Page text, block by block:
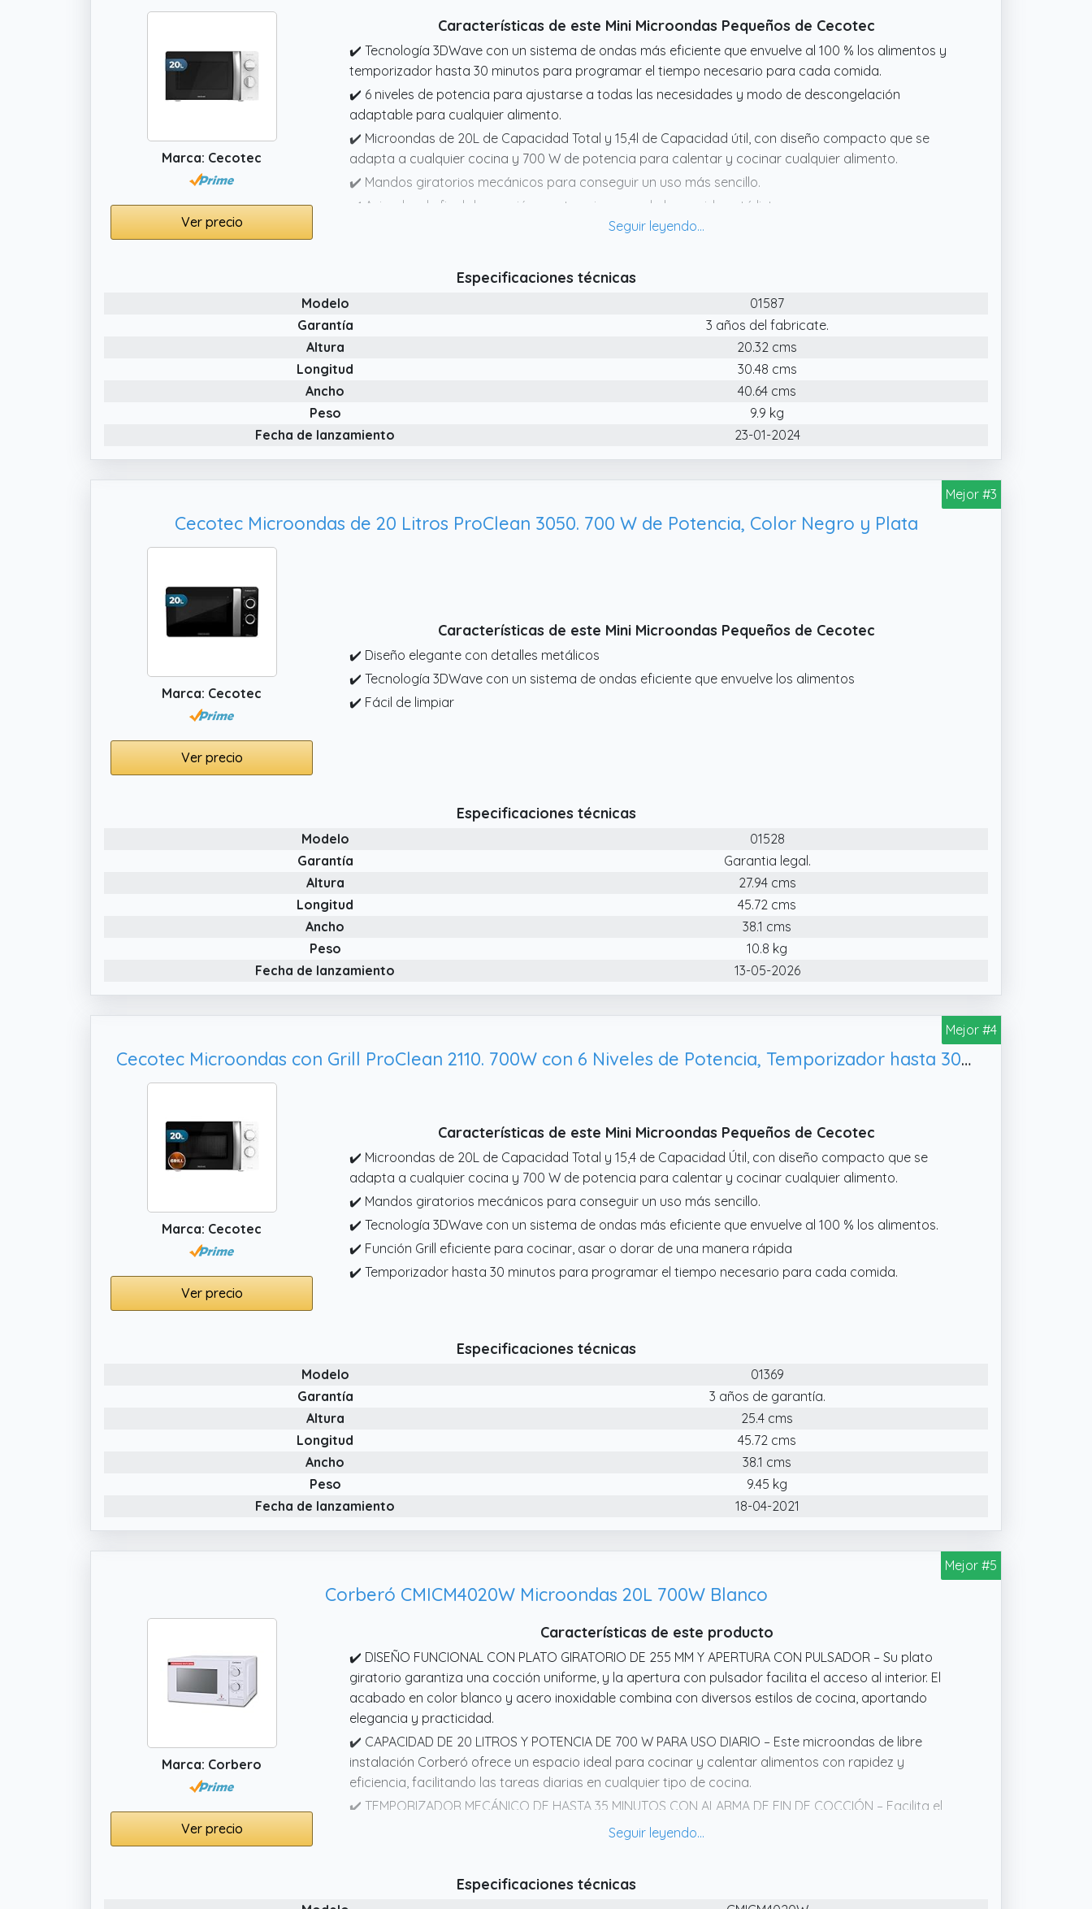
Marca: Cecotec
Ver precio
Características de este Mini Microondas Pequeños de Cecotec
✔️ Tecnología 3DWave con un sistema de ondas más eficiente que envuelve al 100 % los alimentos y
temporizador hasta 30 minutos para programar el tiempo necesario para cada comida.
✔️ 6 niveles de potencia para ajustarse a todas las necesidades y modo de descongelación
adaptable para cualquier alimento.
✔️ Microondas de 20L de Capacidad Total y 15,4l de Capacidad útil, con diseño compacto que se
adapta a cualquier cocina y 700 W de potencia para calentar y cocinar cualquier alimento.
✔️ Mandos giratorios mecánicos para conseguir un uso más sencillo.
✔️ Avisador de final de cocción que te avisa cuando la comida está lista.
Especificaciones técnicas
Modelo
01587
Garantía
3 años del fabricate.
Altura
20.32 cms
Longitud
30.48 cms
Ancho
40.64 cms
Peso
9.9 kg
Fecha de lanzamiento
23-01-2024
Mejor #3
Cecotec Microondas de 20 Litros ProClean 3050. 700 W de Potencia, Color Negro y Plata
Marca: Cecotec
Ver precio
Características de este Mini Microondas Pequeños de Cecotec
✔️ Diseño elegante con detalles metálicos
✔️ Tecnología 3DWave con un sistema de ondas eficiente que envuelve los alimentos
✔️ Fácil de limpiar
Especificaciones técnicas
Modelo
01528
Garantía
Garantia legal.
Altura
27.94 cms
Longitud
45.72 cms
Ancho
38.1 cms
Peso
10.8 kg
Fecha de lanzamiento
13-05-2026
Mejor #4
Cecotec Microondas con Grill ProClean 2110. 700W con 6 Niveles de Potencia, Temporizador hasta 30mins
Marca: Cecotec
Ver precio
Características de este Mini Microondas Pequeños de Cecotec
✔️ Microondas de 20L de Capacidad Total y 15,4 de Capacidad Útil, con diseño compacto que se
adapta a cualquier cocina y 700 W de potencia para calentar y cocinar cualquier alimento.
✔️ Mandos giratorios mecánicos para conseguir un uso más sencillo.
✔️ Tecnología 3DWave con un sistema de ondas más eficiente que envuelve al 100 % los alimentos.
✔️ Función Grill eficiente para cocinar, asar o dorar de una manera rápida
✔️ Temporizador hasta 30 minutos para programar el tiempo necesario para cada comida.
Especificaciones técnicas
Modelo
01369
Garantía
3 años de garantía.
Altura
25.4 cms
Longitud
45.72 cms
Ancho
38.1 cms
Peso
9.45 kg
Fecha de lanzamiento
18-04-2021
Mejor #5
Corberó CMICM4020W Microondas 20L 700W Blanco
Marca: Corbero
Ver precio
Características de este producto
✔️ DISEÑO FUNCIONAL CON PLATO GIRATORIO DE 255 MM Y APERTURA CON PULSADOR – Su plato
giratorio garantiza una cocción uniforme, y la apertura con pulsador facilita el acceso al interior. El
acabado en color blanco y acero inoxidable combina con diversos estilos de cocina, aportando
elegancia y practicidad.
✔️ CAPACIDAD DE 20 LITROS Y POTENCIA DE 700 W PARA USO DIARIO – Este microondas de libre
instalación Corberó ofrece un espacio ideal para cocinar y calentar alimentos con rapidez y
eficiencia, facilitando las tareas diarias en cualquier tipo de cocina.
✔️ TEMPORIZADOR MECÁNICO DE HASTA 35 MINUTOS CON ALARMA DE FIN DE COCCIÓN – Facilita el
ajuste sencillo y preciso del tiempo de cocción, mientras que la alarma indica cuando la comida está
los alimentos de forma homogénea, manteniendo la calidad original y facilitando la preparación de
Especificaciones técnicas